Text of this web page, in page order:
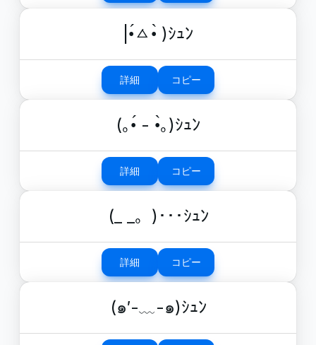
|•́ㅿ•̀ )ｼｭﾝ
詳細 コピー
(｡•́ - •̀｡)ｼｭﾝ
詳細 コピー
(_ _。)･･･ｼｭﾝ
詳細 コピー
(๑′-﹏-๑)ｼｭﾝ